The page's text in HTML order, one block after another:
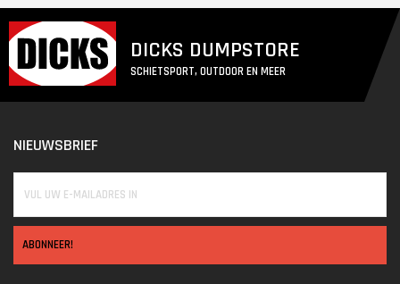
DICKS DUMPSTORE
SCHIETSPORT, OUTDOOR EN MEER
NIEUWSBRIEF
ABONNEER!